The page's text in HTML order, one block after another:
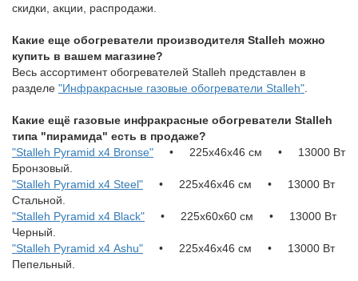
скидки, акции, распродажи.
Какие еще обогреватели производителя Stalleh можно
купить в вашем магазине?
Весь ассортимент обогревателей Stalleh представлен в
разделе "Инфракрасные газовые обогреватели Stalleh".
Какие ещё газовые инфракрасные обогреватели Stalleh
типа "пирамида" есть в продаже?
"Stalleh Pyramid х4 Bronse" • 225х46х46 см • 13000 Вт
Бронзовый.
"Stalleh Pyramid х4 Steel" • 225х46х46 см • 13000 Вт
Стальной.
"Stalleh Pyramid х4 Black" • 225х60х60 см • 13000 Вт
Черный.
"Stalleh Pyramid х4 Ashu" • 225х46х46 см • 13000 Вт
Пепельный.